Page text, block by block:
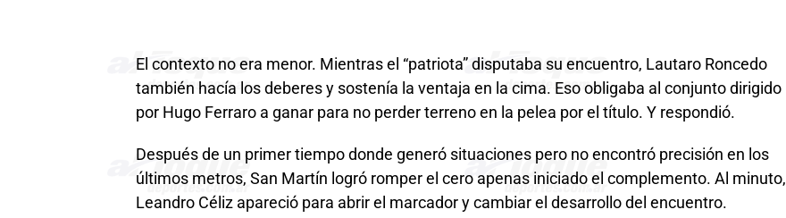
El contexto no era menor. Mientras el “patriota” disputaba su encuentro, Lautaro Roncedo
también hacía los deberes y sostenía la ventaja en la cima. Eso obligaba al conjunto dirigido
por Hugo Ferraro a ganar para no perder terreno en la pelea por el título. Y respondió.
Después de un primer tiempo donde generó situaciones pero no encontró precisión en los
últimos metros, San Martín logró romper el cero apenas iniciado el complemento. Al minuto,
Leandro Céliz apareció para abrir el marcador y cambiar el desarrollo del encuentro.